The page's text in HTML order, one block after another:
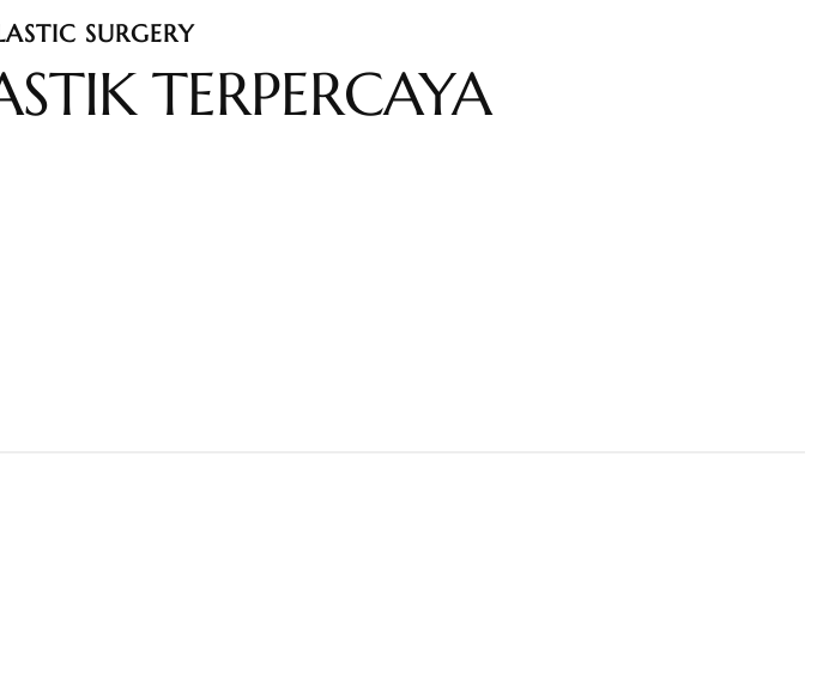
SURGERY
TERPERCAYA